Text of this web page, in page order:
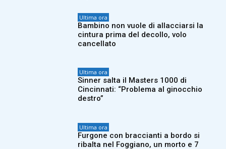
Ultima ora
Bambino non vuole di allacciarsi la
cintura prima del decollo, volo
cancellato
Ultima ora
Sinner salta il Masters 1000 di
Cincinnati: “Problema al ginocchio
destro”
Ultima ora
Furgone con braccianti a bordo si
ribalta nel Foggiano, un morto e 7